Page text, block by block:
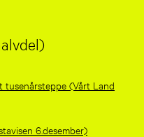
(Vårt Land
6.desember)